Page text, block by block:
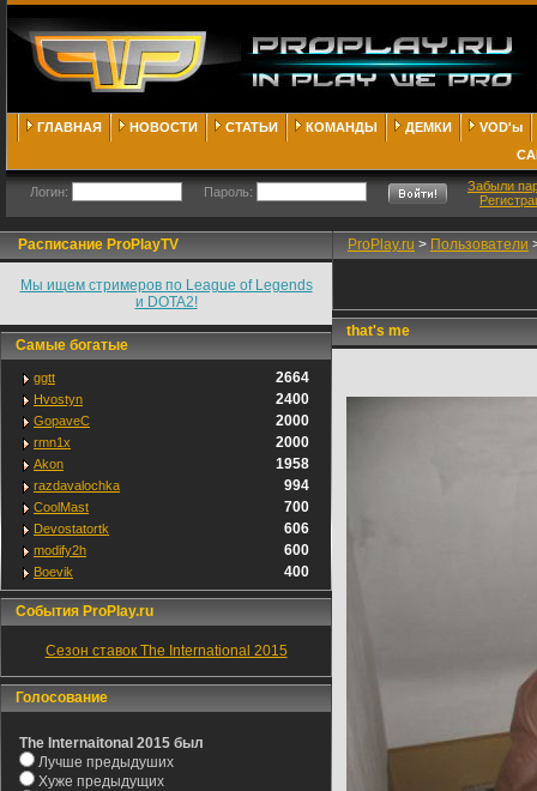
ГЛАВНАЯ НОВОСТИ СТАТЬИ КОМАНДЫ ДЕМКИ
VOD'ы
Логин: Пароль:
Забыли
Расписание ProPlayTV
Мы ищем стримеров по League of Legends
и DOTA2!
Самые богатые
ggtt 2664
Hvostyn 2400
GopaveC 2000
rmn1x 2000
Akon 1958
razdavalochka 994
CoolMast 700
Devostatortk 606
modify2h 600
Boevik 400
События ProPlay.ru
Сезон ставок The International 2015
Голосование
The Internaitonal 2015 был
Лучше предыдуших
Хуже предыдущих
ProPlay.ru > Пользователи
that's me